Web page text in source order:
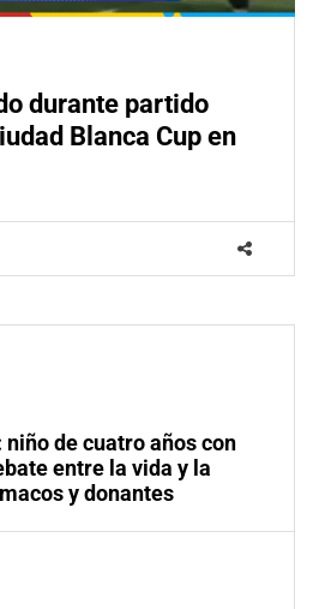
durante partido
Blanca Cup en
niño de cuatro años con
entre la vida y la
y donantes